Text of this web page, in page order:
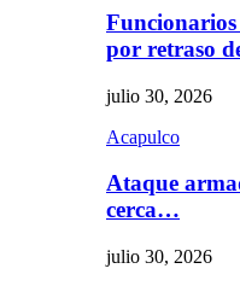
por retraso
julio 30, 2026
Acapulco
Ataque
cerca…
julio 30, 2026